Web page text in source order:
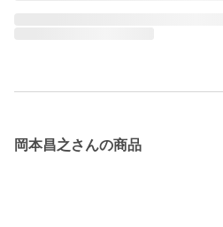
岡本昌之さんの商品